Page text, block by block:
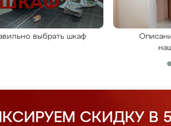
выбрать шкаф
СКИДКУ В